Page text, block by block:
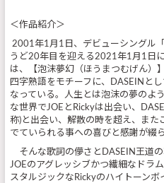
＜作品紹介＞
2001年1月1日、デビューシングル
うど20年目を迎える2021年1月1日
は、【泡沫夢幻（ほうまつむげん）
四字熟語をモチーフに、DASEINと
なっている。人生とは泡沫の夢のよ
な世界でJOEとRickyは出会い、
称)と出会い、解散の時を超え、ま
でていられる事への喜びと感謝が綴
そんな歌詞の儚さとDASEIN王道の
JOEのアグレッシブかつ繊細なドラ
スタルジックなRickyのハイトーン